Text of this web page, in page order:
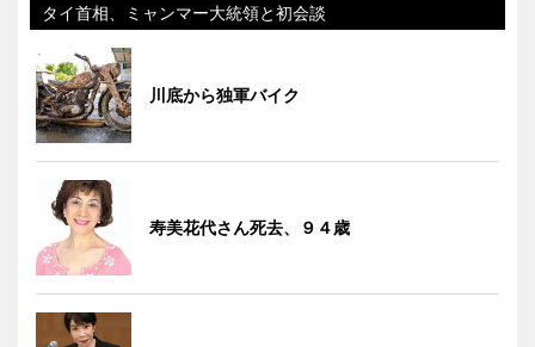
タイ首相、ミャンマー大統領と初会談
川底から独軍バイク
寿美花代さん死去、９４歳